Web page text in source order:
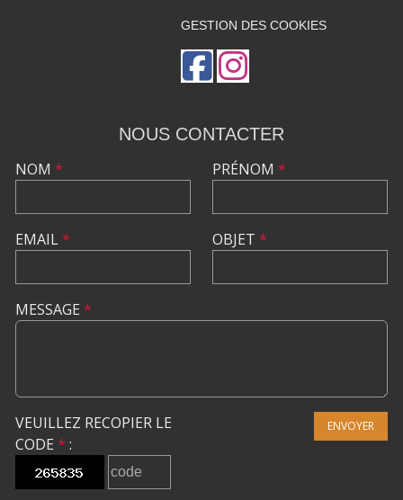
GESTION DES COOKIES
NOUS CONTACTER
NOM *
EMAIL*
PRÉNOM *
OBJET *
MESSAGE *
VEUILLEZ RECOPIER LE
CODE * :
ENVOYER